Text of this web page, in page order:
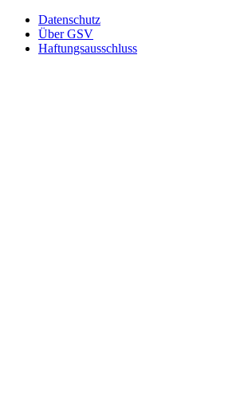
Datenschutz
Über GSV
Haftungsausschluss